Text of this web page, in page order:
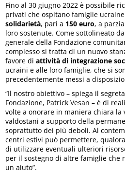
Fino al 30 giugno 2022 è possibile
privati che ospitano famiglie
solidarietà, pari a 150 euro, a
loro sostenute. Come sottolineato da
generale della Fondazione
complesso si tratta di un nuovo
favore diattività di integrazione
ucraini e alle loro famiglie, che si
precedentemente messi a
“Il nostro obiettivo – spiega il
Fondazione, Patrick Vesan – è di
volte a onorare in maniera chiara
valdostani a supporto della
soprattutto dei più deboli. Al
centri estivi può permettere,
di utilizzare eventuali ulteriori
per il sostegno di altre famiglie che
un aiuto”.